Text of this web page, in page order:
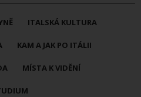
ITALSKÁ KULTURA
KAM A JAK PO ITÁLII
MÍSTA K VIDĚNÍ